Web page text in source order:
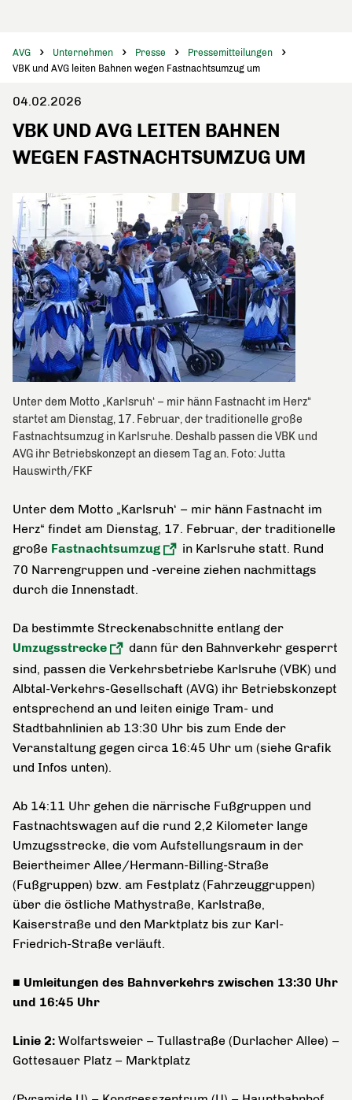
AVG Unternehmen Presse
Pressemitteilungen
VBK und AVG leiten Bahnen wegen Fastnachtsumzug um
04.02.2026
VBK UND AVG LEITEN BAHNEN
WEGEN FASTNACHTSUMZUG UM
Unter dem Motto „Karlsruh‘ – mir hänn Fastnacht im Herz“
startet am Dienstag, 17. Februar, der traditionelle große
Fastnachtsumzug in Karlsruhe. Deshalb passen die VBK und
AVG ihr Betriebskonzept an diesem Tag an. Foto: Jutta
Hauswirth/FKF
Unter dem Motto „Karlsruh‘ – mir hänn Fastnacht im
Herz“ findet am Dienstag, 17. Februar, der traditionelle
große Fastnachtsumzug
in Karlsruhe statt. Rund
70 Narrengruppen und -vereine ziehen nachmittags
durch die Innenstadt.
Da bestimmte Streckenabschnitte entlang der
Umzugsstrecke
dann für den Bahnverkehr gesperrt
sind, passen die Verkehrsbetriebe Karlsruhe (VBK) und
Albtal-Verkehrs-Gesellschaft (AVG) ihr Betriebskonzept
entsprechend an und leiten einige Tram- und
Stadtbahnlinien ab 13:30 Uhr bis zum Ende der
Veranstaltung gegen circa 16:45 Uhr um (siehe Grafik
und Infos unten).
Ab 14:11 Uhr gehen die närrische Fußgruppen und
Fastnachtswagen auf die rund 2,2 Kilometer lange
Umzugsstrecke, die vom Aufstellungsraum in der
Beiertheimer Allee/Hermann-Billing-Straße
(Fußgruppen) bzw. am Festplatz (Fahrzeuggruppen)
über die östliche Mathystraße, Karlstraße,
Kaiserstraße und den Marktplatz bis zur Karl-
Friedrich-Straße verläuft.
■ Umleitungen des Bahnverkehrs zwischen 13:30 Uhr
und 16:45 Uhr
Linie 2: Wolfartsweier – Tullastraße (Durlacher Allee) –
Gottesauer Platz – Marktplatz